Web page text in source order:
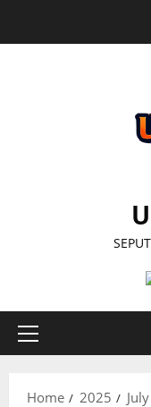
Primary
Home 2025 July